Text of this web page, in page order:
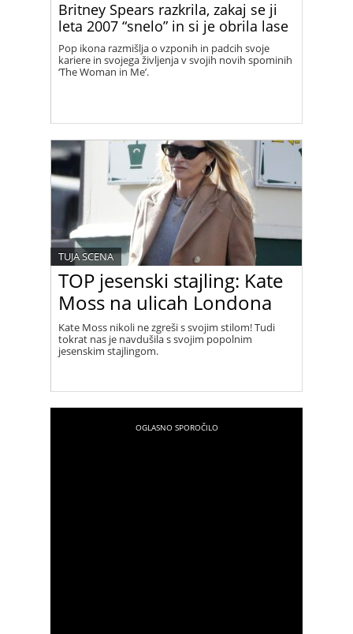
Britney Spears razkrila, zakaj se ji
leta 2007 “snelo” in si je obrila lase
Pop ikona razmišlja o vzponih in padcih svoje
kariere in svojega življenja v svojih novih spominih
‘The Woman in Me’.
TOP jesenski stajling: Kate
Moss na ulicah Londona
TUJA SCENA
Kate Moss nikoli ne zgreši s svojim stilom! Tudi
tokrat nas je navdušila s svojim popolnim
jesenskim stajlingom.